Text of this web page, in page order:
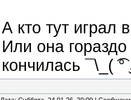
А кто тут играл
Или она
кончилась ¯\_( ͡°